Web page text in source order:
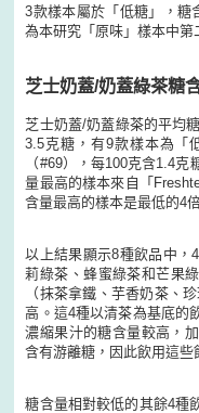
3款樣本屬於「低糖」，糖
為本研究「原味」樣本中第
芝士奶蓋/奶蓋綠茶糖
芝士奶蓋/奶蓋綠茶的平均
3.5克糖，有9款樣本為「
（#69），每100克含1.4
量最高的樣本來自「
含量最高的樣本是最低的4
以上結果顯示8種飲品中，
莉綠茶、蜂蜜綠茶和芒果
（抹茶拿鐵、芋香奶茶、
高。這4種以清茶為基底的
濃縮果汁的糖含量較高，
含有游離糖，因此飲用這些
糖含量相對較低的其餘4種